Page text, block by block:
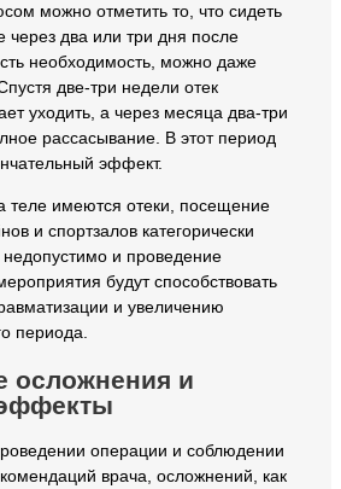
можно отметить то, что сидеть
через два или три дня после
необходимость, можно даже
две-три недели отек
уходить, а через месяца два-три
рассасывание. В этот период
эффект.
теле имеются отеки, посещение
и спортзалов категорически
и проведение
будут способствовать
и увеличению
периода.
осложнения и
операции и соблюдении
врача, осложнений, как